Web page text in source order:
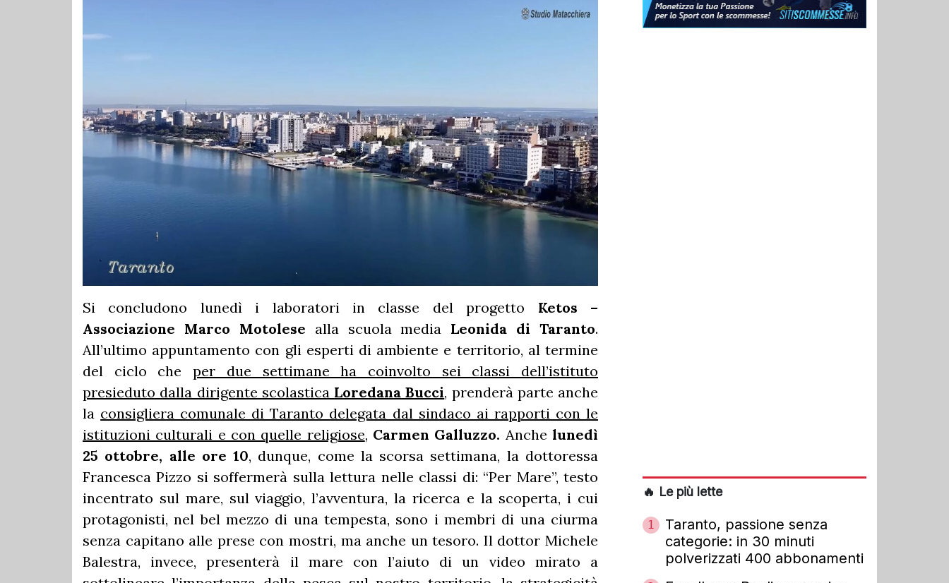
Si concludono lunedì i laboratori in classe del progetto Ketos –
Associazione Marco Motolese alla scuola media Leonida di Taranto.
All’ultimo appuntamento con gli esperti di ambiente e territorio, al termine
del ciclo cheper due settimane ha coinvolto sei classi dell’istituto
presieduto dalla dirigente scolastica Loredana Bucci, prenderà parte anche
la consigliera comunale di Taranto delegata dal sindaco ai rapporti con le
istituzioni culturali e con quelle religiose, Carmen Galluzzo. Anchelunedì
25 ottobre, alle ore 10, dunque, come la scorsa settimana, la dottoressa
Francesca Pizzo si soffermerà sulla lettura nelle classi di: “Per Mare”, testo
incentrato sul mare, sul viaggio, l’avventura, la ricerca e la scoperta, i cui
protagonisti, nel bel mezzo di una tempesta, sono i membri di una ciurma
senza capitano alle prese con mostri, ma anche un tesoro. Il dottor Michele
Balestra, invece, presenterà il mare con l’aiuto di un video mirato a
🔥 Le più lette
1
Taranto, passione senza
categorie: in 30 minuti
polverizzati 400 abbonamenti